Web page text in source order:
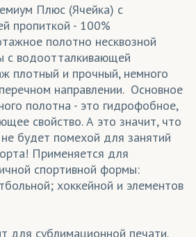
Плюс (Ячейка) с
пропиткой - 100%
полотно несквозной
с водоотталкивающей
плотный и прочный, немного
направлении. Основное
полотна - это гидрофобное,
свойство. А это значит, что
будет помехой для занятий
Применяется для
спортивной формы:
хоккейной и элементов
для сублимационной печати.